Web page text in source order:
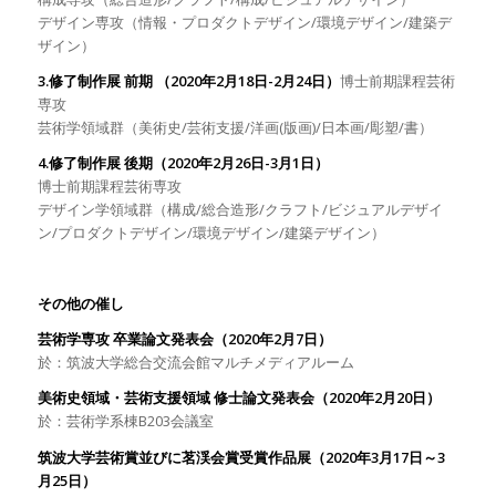
デザイン専攻（情報・プロダクトデザイン/環境デザイン/建築デ
ザイン）
3.修了制作展前期 （2020年2月18日-2月24日） 博士前期課程芸術
専攻
芸術学領域群（美術史/芸術支援/洋画(版画)/日本画/彫塑/書）
4.修了制作展後期（2020年2月26日-3月1 日）
博士前期課程芸術専攻
デザイン学領域群（構成/総合造形/クラフト/ビジュアルデザイ
ン/プロダクトデザイン/環境デザイン/建築デザイン）
その他の催し
芸術学専攻卒業論文発表会（2020年2月7日）
於：筑波大学総合交流会館マルチメディアルーム
美術史領域・芸術支援領域修士論文発表会（2020年2月20日）
於：芸術学系棟B203会議室
筑波大学芸術賞並びに茗渓会賞受賞作品展（2020年3月17日～3
月25日）